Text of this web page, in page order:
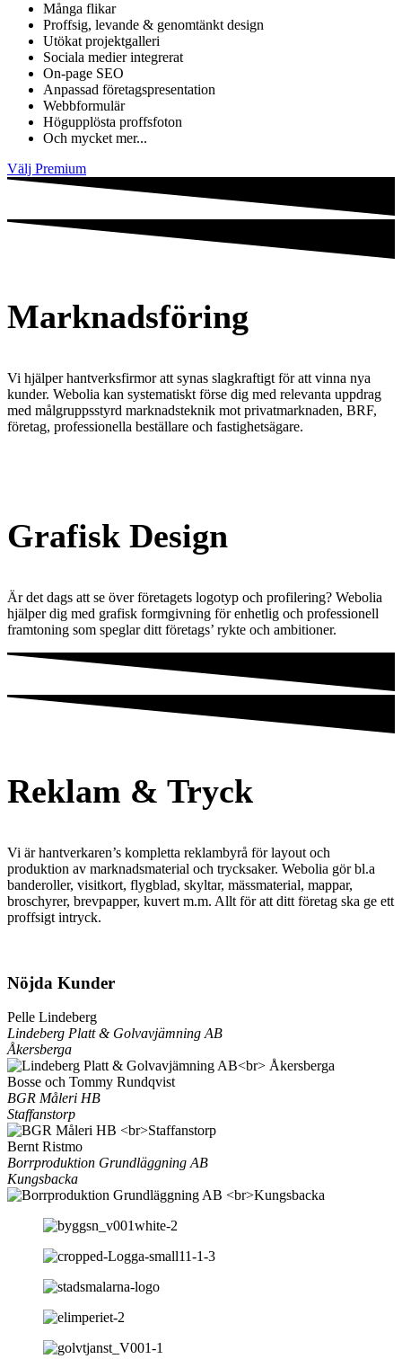
Många flikar
Proffsig, levande & genomtänkt design
Utökat projektgalleri
Sociala medier integrerat
On-page SEO
Anpassad företagspresentation
Webbformulär
Högupplösta proffsfoton
Och mycket mer...
Välj Premium
Marknadsföring
Vi hjälper hantverksfirmor att synas slagkraftigt för att vinna nya
kunder. Webolia kan systematiskt förse dig med relevanta uppdrag
med målgruppsstyrd marknadsteknik mot privatmarknaden, BRF,
företag, professionella beställare och fastighetsägare.
Grafisk Design
Är det dags att se över företagets logotyp och profilering? Webolia
hjälper dig med grafisk formgivning för enhetlig och professionell
framtoning som speglar ditt företags’ rykte och ambitioner.
Reklam & Tryck
Vi är hantverkaren’s kompletta reklambyrå för layout och
produktion av marknadsmaterial och trycksaker. Webolia gör bl.a
banderoller, visitkort, flygblad, skyltar, mässmaterial, mappar,
broschyrer, brevpapper, kuvert m.m. Allt för att ditt företag ska ge ett
proffsigt intryck.
Nöjda Kunder
Pelle Lindeberg
Lindeberg Platt & Golvavjämning AB
Åkersberga
Bosse och Tommy Rundqvist
BGR Måleri HB
Staffanstorp
Bernt Ristmo
Borrproduktion Grundläggning AB
Kungsbacka